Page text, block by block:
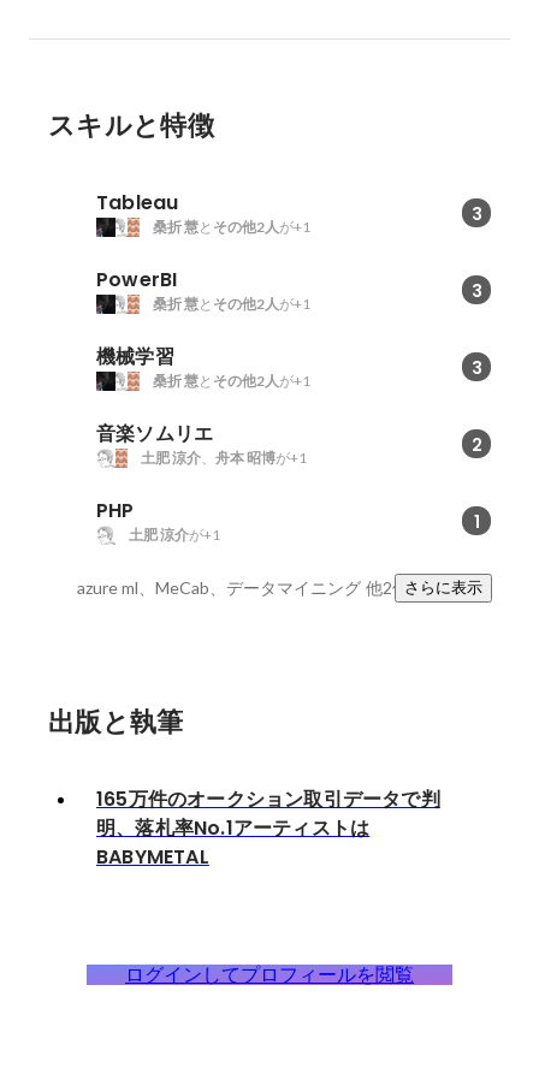
スキルと特徴
Tableau 3
桑折 慧と その他2人が+1
PowerBI 3
桑折 慧と その他2人が+1
機械学習 3
桑折 慧と その他2人が+1
音楽ソムリエ 2
土肥 涼介、 舟本 昭博が+1
PHP 1
土肥 涼介が+1
azure ml、MeCab、データマイニング 他2件さらに表示
出版と執筆
165万件のオークション取引データで判
明、落札率No.1アーティストは
BABYMETAL
ログインしてプロフィールを閲覧